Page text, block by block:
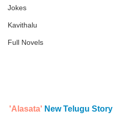
Jokes
Kavithalu
Full Novels
'Alasata' New Telugu Story